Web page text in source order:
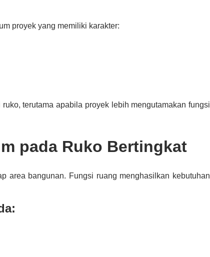
proyek yang memiliki karakter:
terutama apabila proyek lebih mengutamakan fungsi
pada Ruko Bertingkat
area bangunan. Fungsi ruang menghasilkan kebutuhan